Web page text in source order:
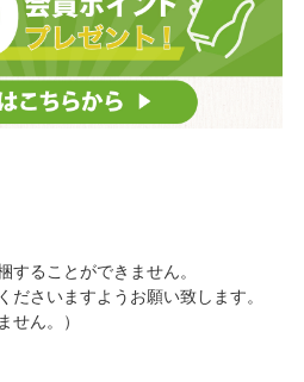
ることができません。
ださいますようお願い致します。
せん。）